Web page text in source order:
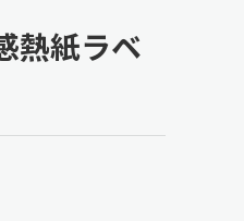
熱紙ラベ